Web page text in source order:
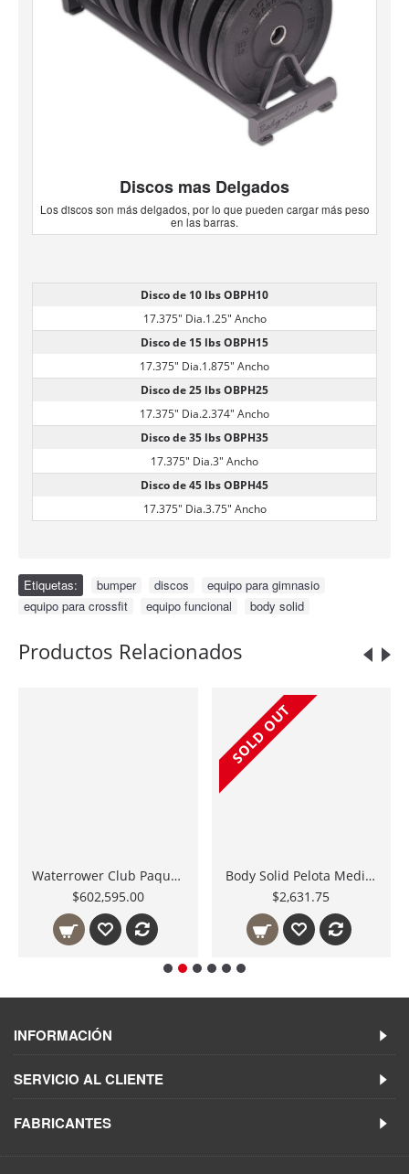
Discos mas Delgados
Los discos son más delgados, por lo que pueden cargar más peso
en las barras.
Disco de 10 lbs OBPH10
17.375" Dia.1.25" Ancho
Disco de 15 lbs OBPH15
17.375" Dia.1.875" Ancho
Disco de 25 lbs OBPH25
17.375" Dia.2.374" Ancho
Disco de 35 lbs OBPH35
17.375" Dia.3" Ancho
Disco de 45 lbs OBPH45
17.375" Dia.3.75" Ancho
Etiquetas: bumper discos equipo para gimnasio
equipo para crossfit
equipo funcional body solid
Productos Relacionados
Waterrower Club Paquete 18 Máquinas de Remos, Equipo ideal para Gimnasios y Salones Indoor Rowing
$602,595.00
SOLD OUT
Body Solid Pelota Medicinal con Doble Agarre 10 Lbs. 4.5 Kgs. BSTDMB10
$2,631.75
INFORMACIÓN
SERVICIO AL CLIENTE
FABRICANTES